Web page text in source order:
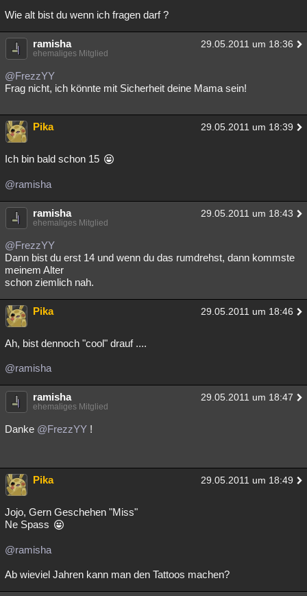
Wie alt bist du wenn ich fragen darf ?
ramisha 29.05.2011 um 18:36
ehemaliges Mitglied
@FrezzYY
Frag nicht, ich könnte mit Sicherheit deine Mama sein!
Pika 29.05.2011 um 18:39
Ich bin bald schon 15
@ramisha
ramisha 29.05.2011 um 18:43
ehemaliges Mitglied
@FrezzYY
Dann bist du erst 14 und wenn du das rumdrehst, dann kommste
meinem Alter
schon ziemlich nah.
Pika 29.05.2011 um 18:46
Ah, bist dennoch "cool" drauf ....
@ramisha
ramisha 29.05.2011 um 18:47
ehemaliges Mitglied
Danke @FrezzYY !
Pika 29.05.2011 um 18:49
Jojo, Gern Geschehen "Miss"
Ne Spass
@ramisha
Ab wieviel Jahren kann man den Tattoos machen?